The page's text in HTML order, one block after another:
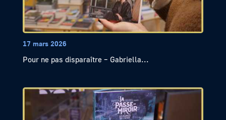
17 mars 2026
Pour ne pas disparaître – Gabriella...